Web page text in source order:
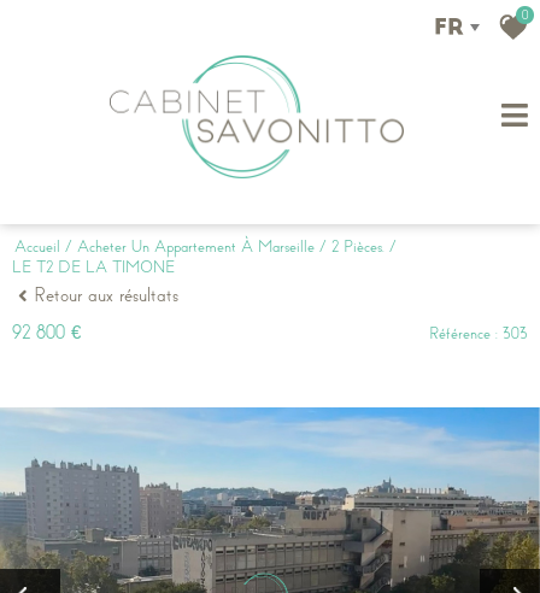
FR 0
Accueil Acheter Un Appartement À Marseille
2 Pièces.
LE T2 DE LA TIMONE
Retour aux résultats
92 800 €
Référence : 303